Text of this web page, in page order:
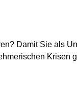
Damit Sie als
Krisen